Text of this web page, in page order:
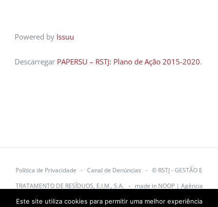
Powered by Issuu
Descarregar PAPERSU – RSTJ: Plano de Ação 2015-2020.
Política de Privacidade - Canal de Denúncias - © RSTJ - GESTÃO E
TRATAMENTO DE RESÍDUOS, E.I.M., S.A. - made in NOOP | Agência
Digital
Este site utiliza cookies para permitir uma melhor experiência